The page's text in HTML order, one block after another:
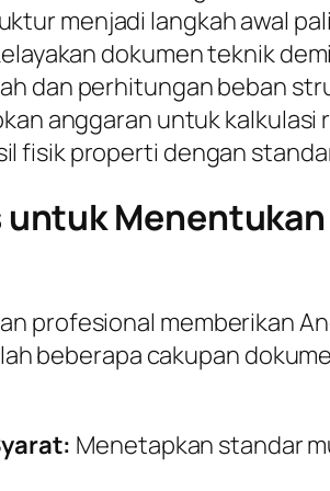
menjadi langkah awal
dokumen teknik
dan perhitungan beban
anggaran untuk kalkulasi
fisik properti dengan
untuk
profesional memberikan
beberapa cakupan
Menetapkan standar